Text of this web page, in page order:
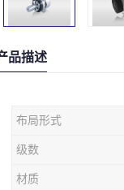
品描述
布局形式
级数
材质